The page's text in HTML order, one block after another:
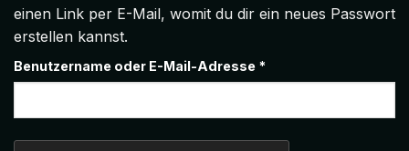
einen Link per E-Mail, womit du dir ein neues Passwort
erstellen kannst.
Benutzername oder E-Mail-Adresse *